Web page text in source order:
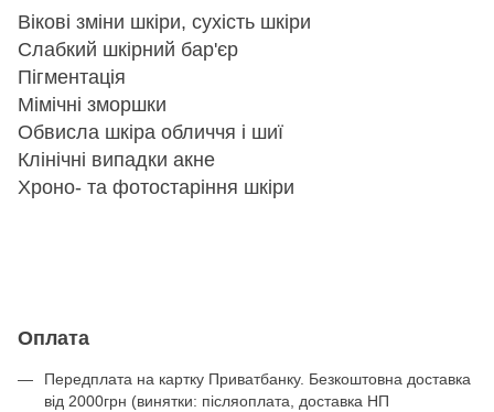
Вікові зміни шкіри, сухість шкіри
Слабкий шкірний бар'єр
Пігментація
Мімічні зморшки
Обвисла шкіра обличчя і шиї
Клінічні випадки акне
Хроно- та фотостаріння шкіри
Оплата
Передплата на картку Приватбанку. Безкоштовна доставка
від 2000грн (винятки: післяоплата, доставка НП